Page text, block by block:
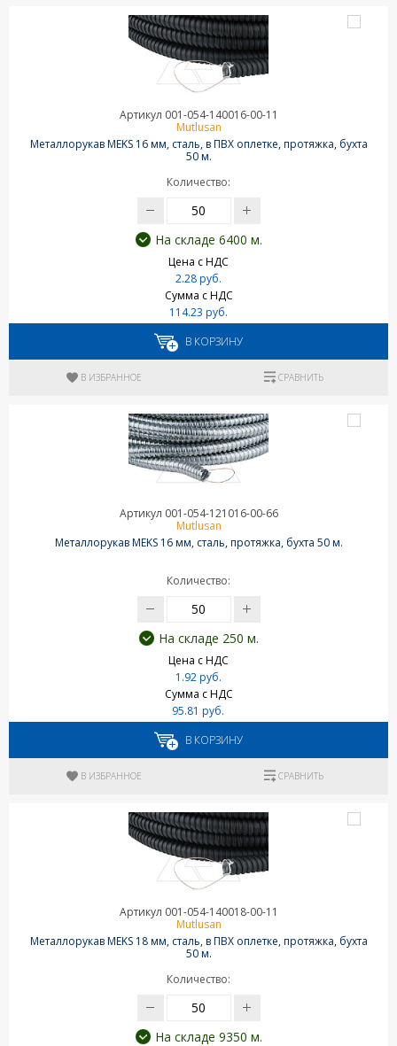
Артикул 001-054-140016-00-11
Mutlusan
Металлорукав MEKS 16 мм, сталь, в ПВХ оплетке, протяжка, бухта
50 м.
Количество:
На складе 6400 м.
Цена с НДС
2.28 руб.
Сумма с НДС
114.23 руб.
В КОРЗИНУ
В ИЗБРАННОЕ СРАВНИТЬ
Артикул 001-054-121016-00-66
Mutlusan
Металлорукав MEKS 16 мм, сталь, протяжка, бухта 50 м.
Количество:
На складе 250 м.
Цена с НДС
1.92 руб.
Сумма с НДС
95.81 руб.
В КОРЗИНУ
В ИЗБРАННОЕ СРАВНИТЬ
Артикул 001-054-140018-00-11
Mutlusan
Металлорукав MEKS 18 мм, сталь, в ПВХ оплетке, протяжка, бухта
50 м.
Количество:
На складе 9350 м.